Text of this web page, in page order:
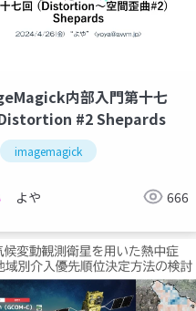
内部入門第十七
#2 Shepards
imagemagick
よや 666